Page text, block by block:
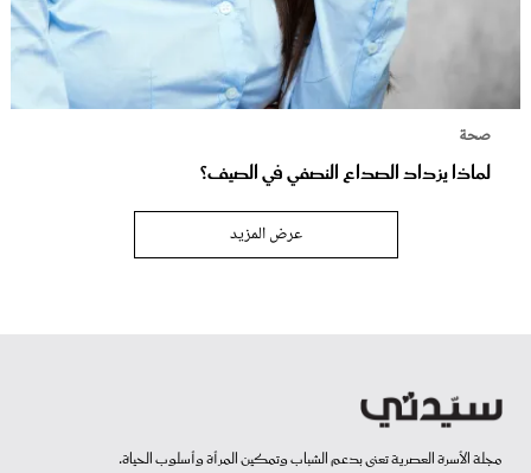
صحة
لماذا يزداد الصداع النصفي في الصيف؟
عرض المزيد
مجلة الأسرة العصرية تعنى بدعم الشباب وتمكين المرأة وأسلوب الحياة.